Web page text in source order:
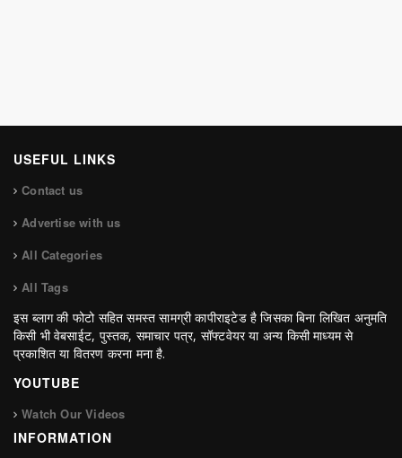
USEFUL LINKS
Contact us
Advertise with us
All Categories
All Tags
इस ब्लाग की फोटो सहित समस्त सामग्री कापीराइटेड है जिसका बिना लिखित अनुमति
किसी भी वेबसाईट, पुस्तक, समाचार पत्र, सॉफ्टवेयर या अन्य किसी माध्यम से
प्रकाशित या वितरण करना मना है.
YOUTUBE
Watch Our Videos
INFORMATION